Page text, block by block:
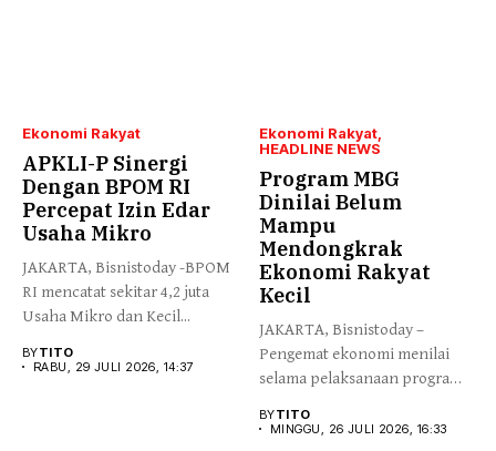
Ekonomi Rakyat
APKLI-P Sinergi
Dengan BPOM RI
Percepat Izin Edar
Usaha Mikro
JAKARTA, Bisnistoday -BPOM
RI mencatat sekitar 4,2 juta
Usaha Mikro dan Kecil...
BYTITO
RABU, 29 JULI 2026, 14:37
Ekonomi Rakyat
HEADLINE NEWS
Program MBG
Dinilai Belum
Mampu
Mendongkrak
Ekonomi Rakyat
Kecil
JAKARTA, Bisnistoday –
Pengemat ekonomi menilai
selama pelaksanaan program
BYTITO
MINGGU, 26 JULI 2026, 16:33